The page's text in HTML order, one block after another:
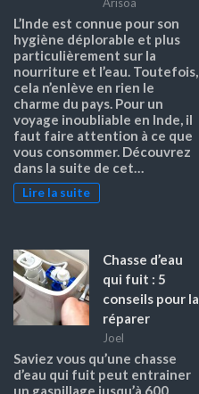
L’Inde est connue pour son
hygiène déplorable et plus
particulièrement sur la
nourriture et l’eau. Toutefois,
cela n’enlève en rien le
charme du pays. Pour un
voyage inoubliable en Inde, il
faut faire attention à ce que
vous consommer. Découvrez
dans la suite de cet…
Lire la suite
Chasse d’eau
qui fuit : 5
conseils pour la
réparer
Joel
Saviez vous qu’une chasse
d’eau qui fuit peut entrainer
un gaspillage jusqu’à 600